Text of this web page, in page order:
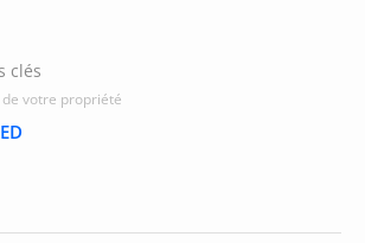
clés
votre propriété